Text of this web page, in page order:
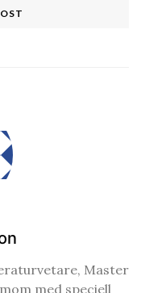
Master
med speciell